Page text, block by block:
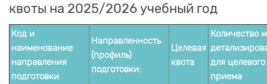
квоты на 2025/2026 учебный год
Код и
наименование
направления
подготовки
Направленность
(профиль)
подготовки:
Целевая
квота
Количество
для целевого
приема